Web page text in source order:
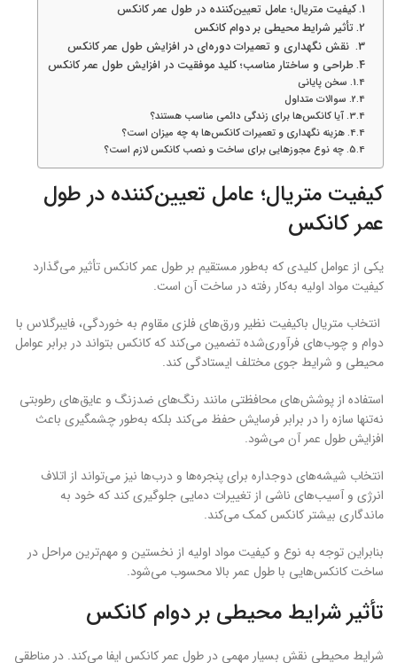
کیفیت متریال؛ عامل تعیین‌کننده در طول عمر کانکس
تأثیر شرایط محیطی بر دوام کانکس
نقش نگهداری و تعمیرات دوره‌ای در افزایش طول عمر کانکس
طراحی و ساختار مناسب؛ کلید موفقیت در افزایش طول عمر کانکس
سخن پایانی
سوالات متداول
آیا کانکس‌ها برای زندگی دائمی مناسب هستند؟
هزینه نگهداری و تعمیرات کانکس‌ها به چه میزان است؟
چه نوع مجوزهایی برای ساخت و نصب کانکس لازم است؟
کیفیت متریال؛ عامل تعیین‌کننده در طول
عمر کانکس
یکی از عوامل کلیدی که به‌طور مستقیم بر طول عمر کانکس تأثیر می‌گذارد
کیفیت مواد اولیه به‌کار رفته در ساخت آن است.
انتخاب متریال باکیفیت نظیر ورق‌های فلزی مقاوم به خوردگی، فایبرگلاس با
دوام و چوب‌های فرآوری‌شده تضمین می‌کند که کانکس بتواند در برابر عوامل
محیطی و شرایط جوی مختلف ایستادگی کند.
استفاده از پوشش‌های محافظتی مانند رنگ‌های ضدزنگ و عایق‌های رطوبتی
نه‌تنها سازه را در برابر فرسایش حفظ می‌کند بلکه به‌طور چشمگیری باعث
افزایش طول عمر آن می‌شود.
انتخاب شیشه‌های دوجداره برای پنجره‌ها و درب‌ها نیز می‌تواند از اتلاف
انرژی و آسیب‌های ناشی از تغییرات دمایی جلوگیری کند که خود به
ماندگاری بیشتر کانکس کمک می‌کند.
بنابراین توجه به نوع و کیفیت مواد اولیه از نخستین و مهم‌ترین مراحل در
ساخت کانکس‌هایی با طول عمر بالا محسوب می‌شود.
تأثیر شرایط محیطی بر دوام کانکس
شرایط محیطی نقش بسیار مهمی در طول عمر کانکس ایفا می‌کند. در مناطقی